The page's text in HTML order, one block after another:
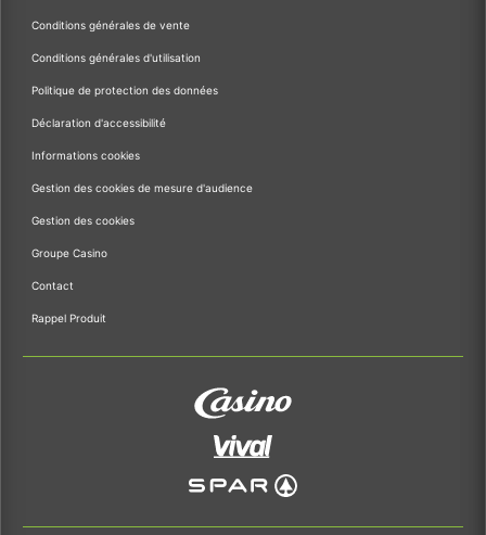
Conditions générales de vente
Conditions générales d'utilisation
Politique de protection des données
Déclaration d'accessibilité
Informations cookies
Gestion des cookies de mesure d'audience
Gestion des cookies
Groupe Casino
Contact
Rappel Produit